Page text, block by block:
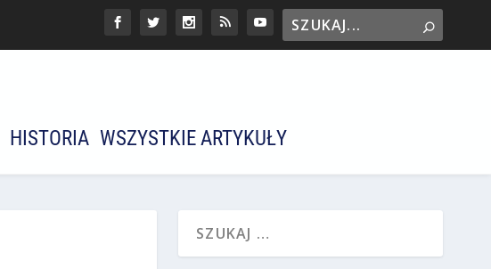
HISTORIA WSZYSTKIE ARTYKUŁY